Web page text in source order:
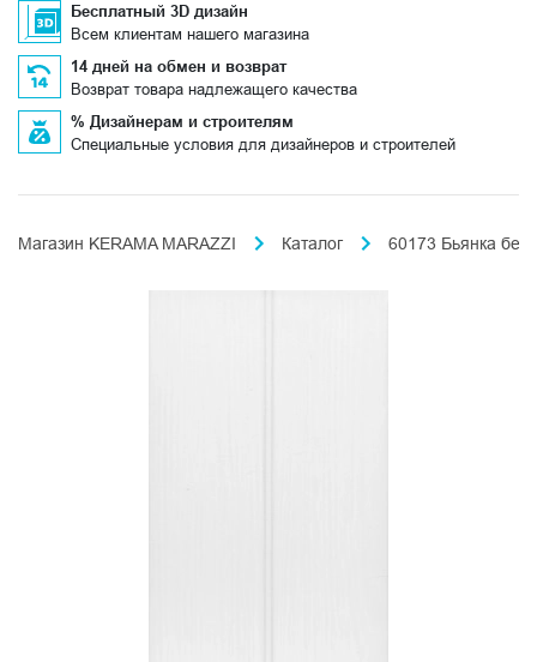
Бесплатный 3D дизайн
Всем клиентам нашего магазина
14 дней на обмен и возврат
Возврат товара надлежащего качества
% Дизайнерам и строителям
Специальные условия для дизайнеров и строителей
Магазин KERAMA MARAZZI Каталог 60173 Бьянка